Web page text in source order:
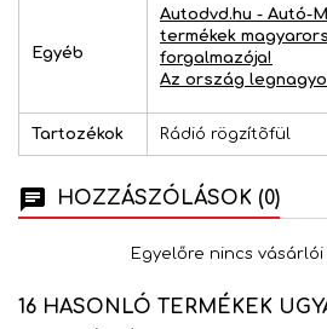
Egyéb
Autodvd.hu - Autó-
termékek
forgalmazója!
Az ország
Tartozékok Rádió rögzítõfül
HOZZÁSZÓLÁSOK (0)
Egyelőre nincs vásárlói
16 HASONLÓ TERMÉKEK